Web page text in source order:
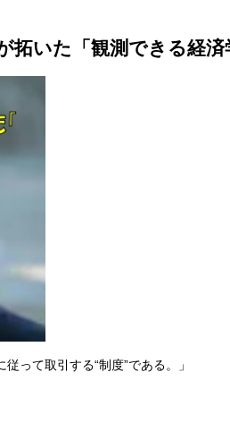
いた「観測できる経済
って取引する“制度”である。」